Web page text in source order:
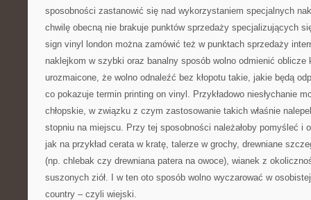
sposobności zastanowić się nad wykorzystaniem specjalnych
chwilę obecną nie brakuje punktów sprzedaży specjalizujących
sign vinyl london można zamówić też w punktach sprzedaży
naklejkom w szybki oraz banalny sposób wolno odmienić
urozmaicone, że wolno odnaleźć bez kłopotu takie, jakie będą
co pokazuje termin printing on vinyl. Przykładowo niesłychanie
chłopskie, w związku z czym zastosowanie takich właśnie
stopniu na miejscu. Przy tej sposobności należałoby pomyśleć i
jak na przykład cerata w kratę, talerze w grochy, drewniane
(np. chlebak czy drewniana patera na owoce), wianek z
suszonych ziół. I w ten oto sposób wolno wyczarować w
country – czyli wiejski.